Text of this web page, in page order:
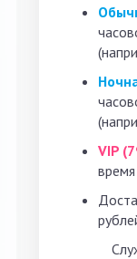
VIP